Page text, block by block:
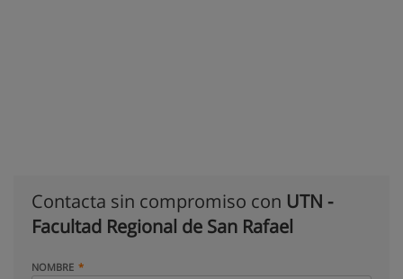
Contacta sin compromiso con UTN -
Facultad Regional de San Rafael
NOMBRE